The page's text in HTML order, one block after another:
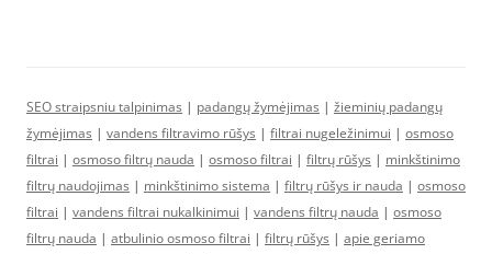
SEO straipsniu talpinimas | padangų žymėjimas | žieminių padangų
žymėjimas | vandens filtravimo rūšys | filtrai nugeležinimui | osmoso
filtrai | osmoso filtrų nauda | osmoso filtrai | filtrų rūšys | minkštinimo
filtrų naudojimas | minkštinimo sistema | filtrų rūšys ir nauda | osmoso
filtrai | vandens filtrai nukalkinimui | vandens filtrų nauda | osmoso
filtrų nauda | atbulinio osmoso filtrai | filtrų rūšys | apie geriamo